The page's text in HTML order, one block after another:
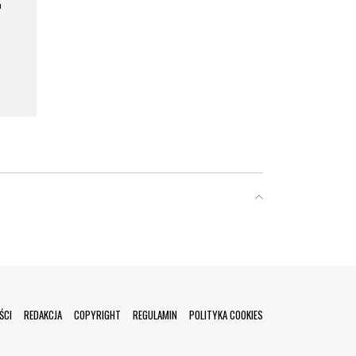
REDAKCJA COPYRIGHT REGULAMIN POLITYKA COOKIES